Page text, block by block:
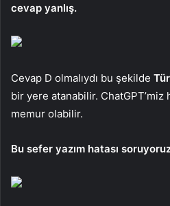
cevap yanlış.
Cevap D olmalıydı bu şekilde
bir yere atanabilir.
memur olabilir.
Bu sefer yazım hatası